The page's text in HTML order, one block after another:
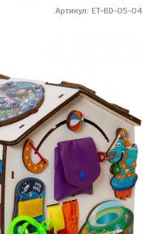
Артикул: ET-BD-05-04